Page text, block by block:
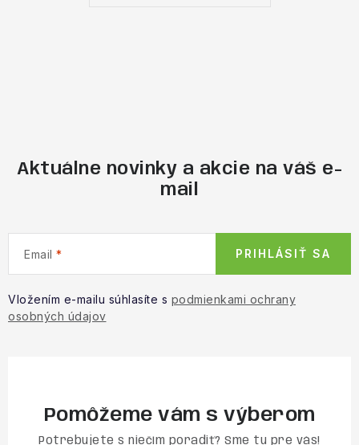
Aktuálne novinky a akcie na váš e-
mail
Email
Vložením e-mailu súhlasíte s podmienkami ochrany
osobných údajov
PRIHLÁSIŤ SA
Pomôžeme vám s výberom
Potrebujete s niečím poradiť? Sme tu pre vás!